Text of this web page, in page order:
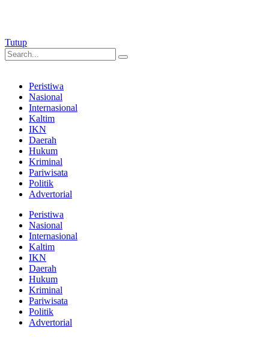
Tutup
Peristiwa
Nasional
Internasional
Kaltim
IKN
Daerah
Hukum
Kriminal
Pariwisata
Politik
Advertorial
Peristiwa
Nasional
Internasional
Kaltim
IKN
Daerah
Hukum
Kriminal
Pariwisata
Politik
Advertorial